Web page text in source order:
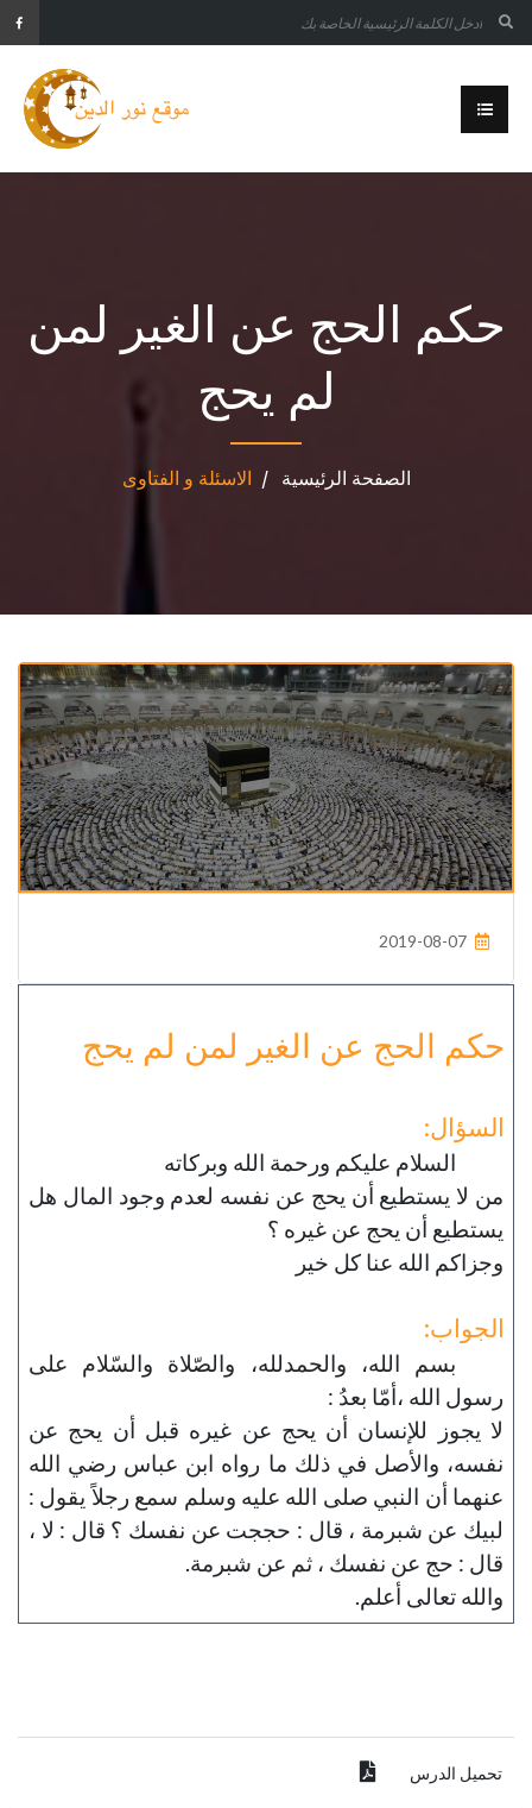
حكم الحج عن الغير لمن
لم يحج
الصفحة الرئيسية الاسئلة و الفتاوى
2019-08-07
حكم الحج عن الغير لمن لم يحج
السؤال:
السلام عليكم ورحمة الله وبركاته
من لا يستطيع أن يحج عن نفسه لعدم وجود المال هل
يستطيع أن يحج عن غيره ؟
وجزاكم الله عنا كل خير
الجواب:
بسم الله، والحمدلله، والصّلاة والسّلام على
رسول الله ،أمّا بعدُ :
لا يجوز للإنسان أن يحج عن غيره قبل أن يحج عن
نفسه، والأصل في ذلك ما رواه ابن عباس رضي الله
عنهما أن النبي صلى الله عليه وسلم سمع رجلاً يقول :
لبيك عن شبرمة ، قال : حججت عن نفسك ؟ قال : لا ،
قال : حج عن نفسك ، ثم عن شبرمة.
والله تعالى أعلم.
تحميل الدرس